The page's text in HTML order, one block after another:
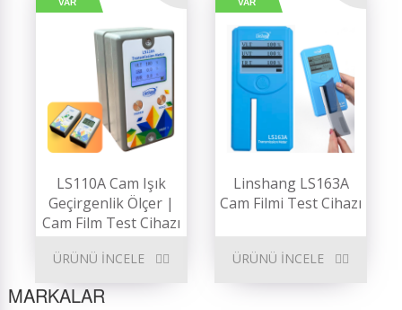
VAR
LS110A Cam Işık
Geçirgenlik Ölçer |
Cam Film Test Cihazı
ÜRÜNÜ İNCELE
VAR
Linshang LS163A
Cam Filmi Test Cihazı
ÜRÜNÜ İNCELE
MARKALAR